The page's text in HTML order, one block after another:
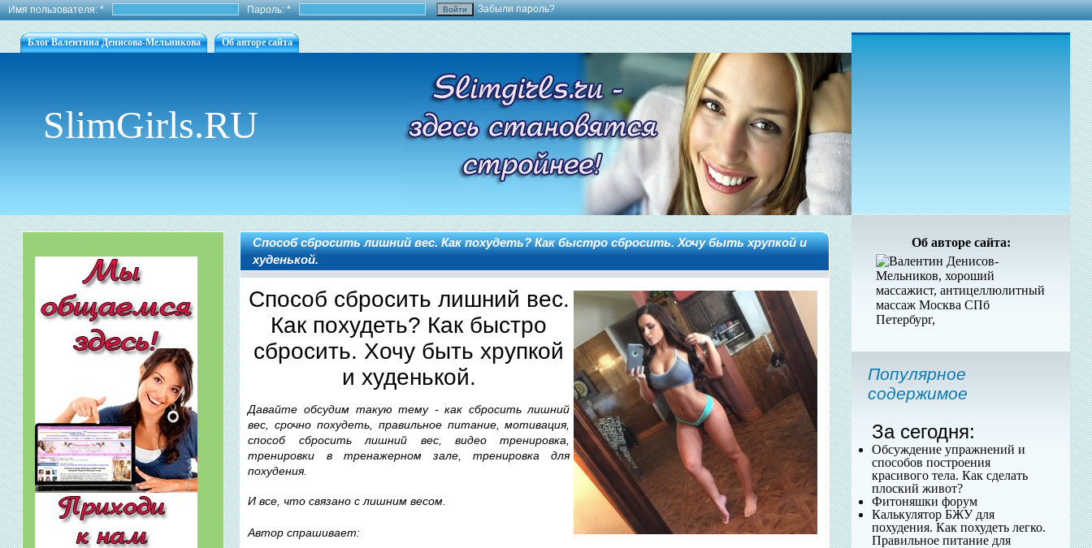
Имя пользователя:* Пароль:* Забыли пароль?
Блог Валентина Денисова-Мельникова Об авторе сайта
SlimGirls.RU
Способ сбросить лишний вес. Как похудеть? Как быстро сбросить. Хочу быть хрупкой и
худенькой.
Способ сбросить лишний вес.
Как похудеть? Как быстро
сбросить. Хочу быть хрупкой
и худенькой.
Давайте обсудим такую тему - как сбросить лишний
вес, срочно похудеть, правильное питание, мотивация,
способ сбросить лишний вес, видео тренировка,
тренировки в тренажерном зале, тренировка для
похудения.
И все, что связано с лишним весом.
Автор спрашивает:
Об авторе сайта:
Популярное
содержимое
За сегодня:
Обсуждение упражнений и
способов построения
красивого тела. Как сделать
плоский живот?
Фитоняшки форум
Калькулятор БЖУ для
похудения. Как похудеть легко.
Правильное питание для